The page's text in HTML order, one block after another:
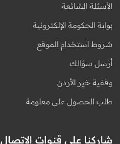
الأسئلة الشائعة
بوابة الحكومة الإلكترونية
شروط استخدام الموقع
أرسل سؤالك
وقفية خير الأردن
طلب الحصول على معلومة
شاركنا على قنوات الاتصال